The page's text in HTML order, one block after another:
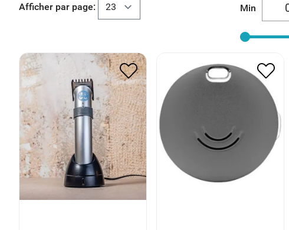
Afficher par page: Min
38.00
19.00€
PORTE-CLÉ CONNECTÉ
30.00€ 15.00€